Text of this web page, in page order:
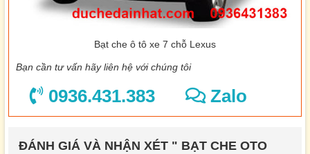
Bạt che ô tô xe 7 chỗ Lexus
Bạn cần tư vấn hãy liên hệ với chúng tôi
0936.431.383 Zalo
ĐÁNH GIÁ VÀ NHẬN XÉT " BẠT CHE OTO